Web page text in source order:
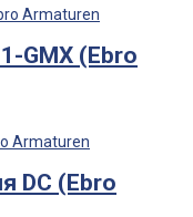
GMX (Ebro
DC (Ebro